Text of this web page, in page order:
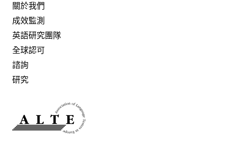
關於我們
成效監測
英語研究團隊
全球認可
諮詢
研究